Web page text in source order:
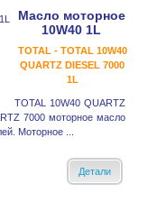
Масло моторное
10W40 1L
TOTAL - TOTAL 10W40
QUARTZ DIESEL 7000
1L
TOTAL 10W40 QUARTZ
7000 моторное масло
Моторное ...
Детали